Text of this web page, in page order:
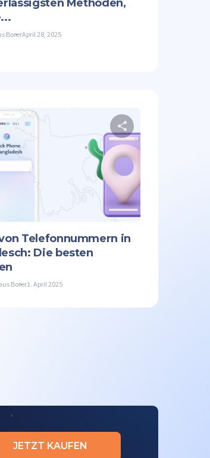
Methoden,
BorerApril 28, 2025
Telefonnummern in
Die besten
Borer1. April 2025
JETZT KAUFEN